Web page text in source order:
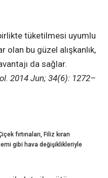
tüketilmesi uyumlu
olan bu güzel alışkanlık,
da sağlar.
2014 Jun; 34(6): 1272–
fırtınaları, Filiz kıran
gibi hava değişiklikleriyle